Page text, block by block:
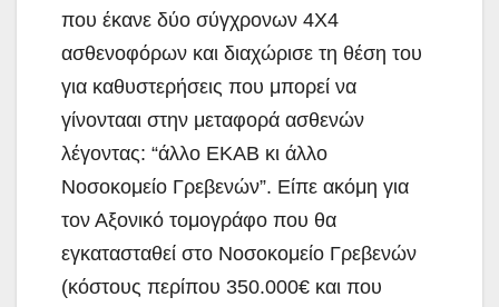
που έκανε δύο σύγχρονων 4Χ4
ασθενοφόρων και διαχώρισε τη θέση του
για καθυστερήσεις που μπορεί να
γίνοντααι στην μεταφορά ασθενών
λέγοντας: “άλλο ΕΚΑΒ κι άλλο
Νοσοκομείο Γρεβενών”. Είπε ακόμη για
τον Αξονικό τομογράφο που θα
εγκατασταθεί στο Νοσοκομείο Γρεβενών
(κόστους περίπου 350.000€ και που